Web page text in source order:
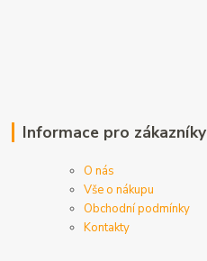
Informace pro zákazníky
O nás
Vše o nákupu
Obchodní podmínky
Kontakty